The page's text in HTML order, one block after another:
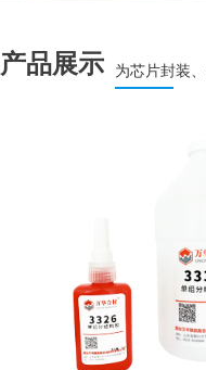
产品展示 为芯片封装